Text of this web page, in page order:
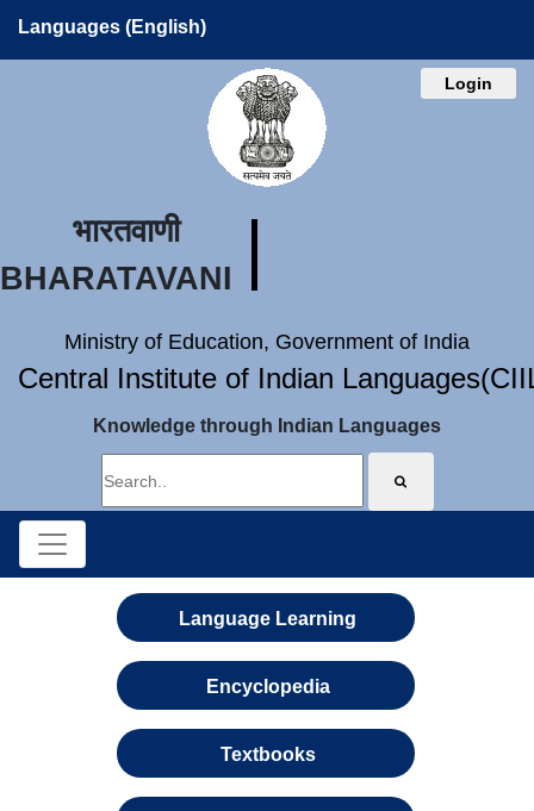
Languages (English)
Login
भारतवाणी
BHARATAVANI
Ministry of Education, Government of India
Central Institute of Indian
Knowledge through Indian Languages
Language Learning
Encyclopedia
Textbooks